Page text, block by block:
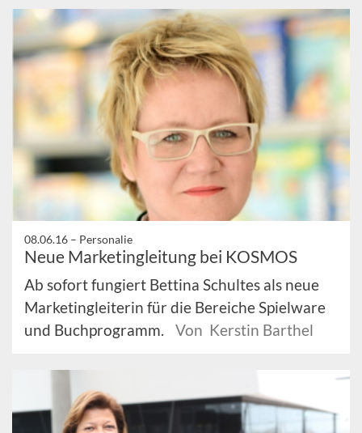
08.06.16 – Personalie
Neue Marketingleitung bei KOSMOS
Ab sofort fungiert Bettina Schultes als neue
Marketingleiterin für die Bereiche Spielware
und Buchprogramm.
Von Kerstin Barthel